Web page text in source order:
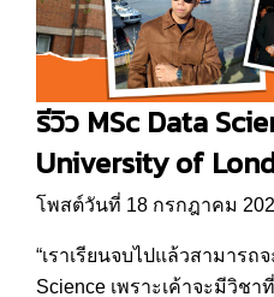
รีวิว MSc Data
University of
โพสต์วันที่ 18 กรกฎาคม
“เราเรียนจบไปแล้วสามาร
Science เพราะเค้าจะมีวิชา